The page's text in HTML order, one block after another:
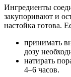
Ингредиенты
закупоривают и
настойка готова.
принимать
дозу
натирать
4–6 часов.